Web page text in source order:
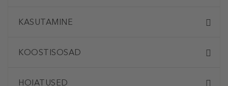
KASUTAMINE
KOOSTISOSAD
HOIATUSED